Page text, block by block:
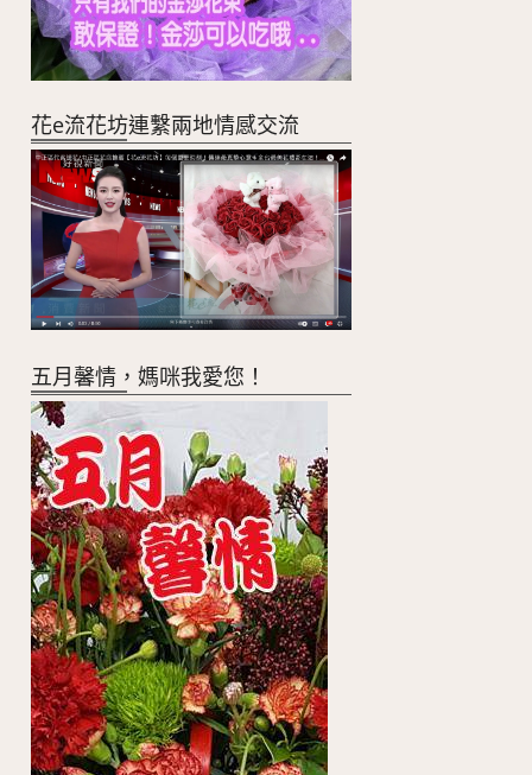
花e流花坊連繫兩地情感交流
五月馨情，媽咪我愛您！